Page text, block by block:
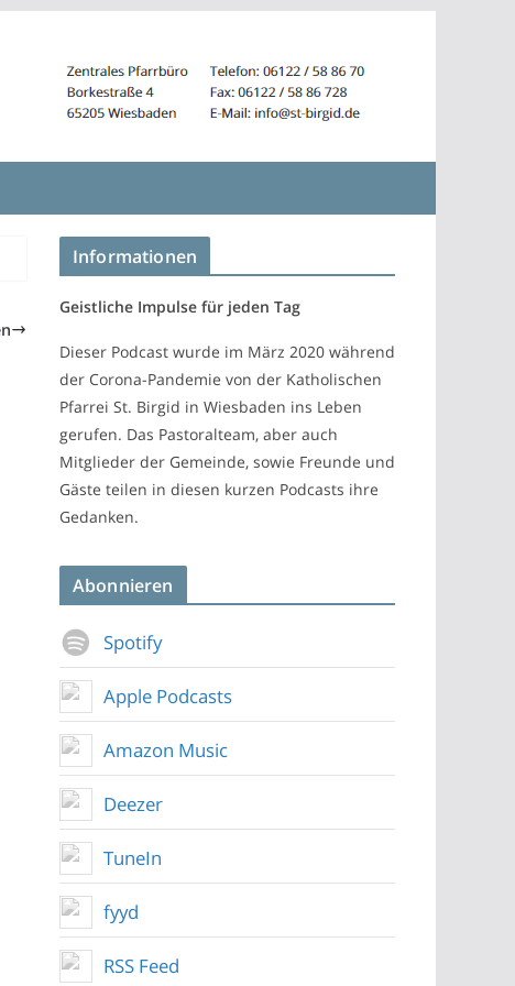
Informationen
Geistliche Impulse für jeden Tag
Dieser Podcast wurde im März 2020 während
der Corona-Pandemie von der Katholischen
Pfarrei St. Birgid in Wiesbaden ins Leben
gerufen. Das Pastoralteam, aber auch
Mitglieder der Gemeinde, sowie Freunde und
Gäste teilen in diesen kurzen Podcasts ihre
Gedanken.
Abonnieren
Spotify
Apple Podcasts
Amazon Music
Deezer
TuneIn
fyyd
RSS Feed